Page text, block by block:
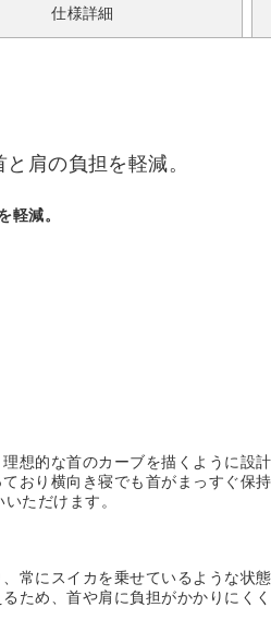
仕様詳細
肩の負担を軽減。
軽減。
想的な首のカーブを描くように設
おり横向き寝でも首がまっすぐ保
ただけます。
常にスイカを乗せているような状態
ため、首や肩に負担がかかりにく